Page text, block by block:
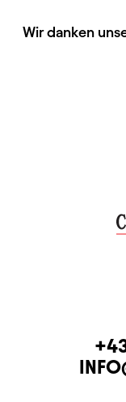
Wir danken
KONTAKT
E-